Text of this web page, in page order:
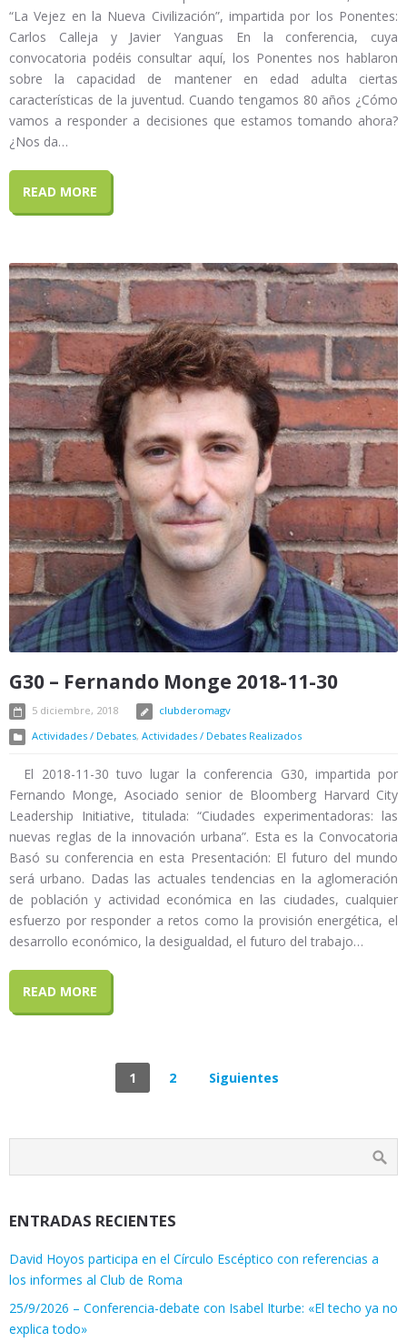
“La Vejez en la Nueva Civilización”, impartida por los Ponentes:
Carlos Calleja y Javier Yanguas En la conferencia, cuya
convocatoria podéis consultar aquí, los Ponentes nos hablaron
sobre la capacidad de mantener en edad adulta ciertas
características de la juventud. Cuando tengamos 80 años ¿Cómo
vamos a responder a decisiones que estamos tomando ahora?
¿Nos da…
READ MORE
G30 – Fernando Monge 2018-11-30
5 diciembre, 2018
clubderomagv
Actividades / Debates, Actividades / Debates Realizados
El 2018-11-30 tuvo lugar la conferencia G30, impartida por
Fernando Monge, Asociado senior de Bloomberg Harvard City
Leadership Initiative, titulada: “Ciudades experimentadoras: las
nuevas reglas de la innovación urbana”. Esta es la Convocatoria
Basó su conferencia en esta Presentación: El futuro del mundo
será urbano. Dadas las actuales tendencias en la aglomeración
de población y actividad económica en las ciudades, cualquier
esfuerzo por responder a retos como la provisión energética, el
desarrollo económico, la desigualdad, el futuro del trabajo…
READ MORE
1 2 Siguientes
ENTRADAS RECIENTES
David Hoyos participa en el Círculo Escéptico con referencias a
los informes al Club de Roma
25/9/2026 – Conferencia-debate con Isabel Iturbe: «El techo ya no
explica todo»